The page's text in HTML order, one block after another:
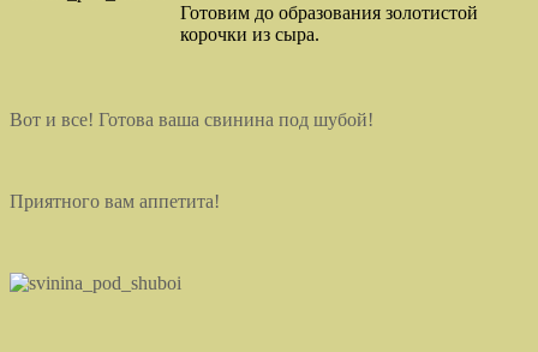
Готовим до образования золотистой
корочки из сыра.
Вот и все! Готова ваша свинина под шубой!
Приятного вам аппетита!